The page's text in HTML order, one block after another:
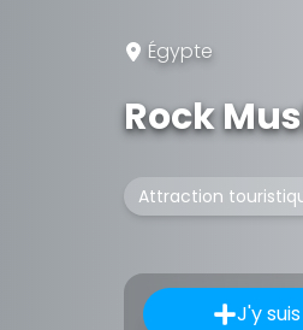
Égypte
Rock
Attraction
J'y